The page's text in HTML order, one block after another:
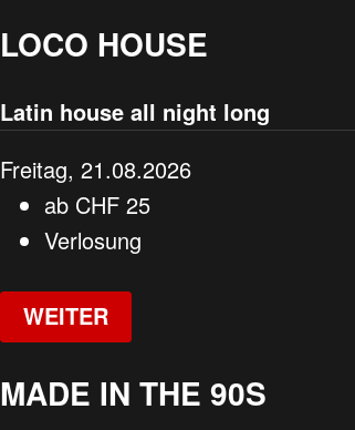
LOCO HOUSE
Latin house all night long
Freitag, 21.08.2026
ab CHF 25
Verlosung
WEITER
MADE IN THE 90S